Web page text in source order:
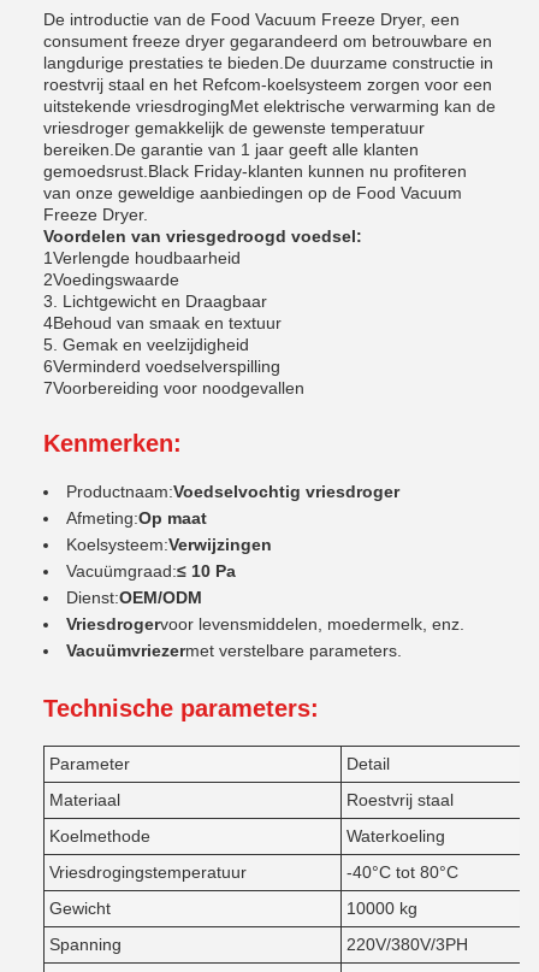
De introductie van de Food Vacuum Freeze Dryer, een
consument freeze dryer gegarandeerd om betrouwbare en
langdurige prestaties te bieden.De duurzame constructie in
roestvrij staal en het Refcom-koelsysteem zorgen voor een
uitstekende vriesdrogingMet elektrische verwarming kan de
vriesdroger gemakkelijk de gewenste temperatuur
bereiken.De garantie van 1 jaar geeft alle klanten
gemoedsrust.Black Friday-klanten kunnen nu profiteren
van onze geweldige aanbiedingen op de Food Vacuum
Freeze Dryer.
Voordelen van vriesgedroogd voedsel:
1Verlengde houdbaarheid
2Voedingswaarde
3. Lichtgewicht en Draagbaar
4Behoud van smaak en textuur
5. Gemak en veelzijdigheid
6Verminderd voedselverspilling
7Voorbereiding voor noodgevallen
Kenmerken:
Productnaam:Voedselvochtig vriesdroger
Afmeting:Op maat
Koelsysteem:Verwijzingen
Vacuümgraad:≤ 10 Pa
Dienst:OEM/ODM
Vriesdrogervoor levensmiddelen, moedermelk, enz.
Vacuümvriezermet verstelbare parameters.
Technische parameters:
Parameter
Detail
Materiaal
Roestvrij staal
Koelmethode
Waterkoeling
Vriesdrogingstemperatuur
-40°C tot 80°C
Gewicht
10000 kg
Spanning
220V/380V/3PH